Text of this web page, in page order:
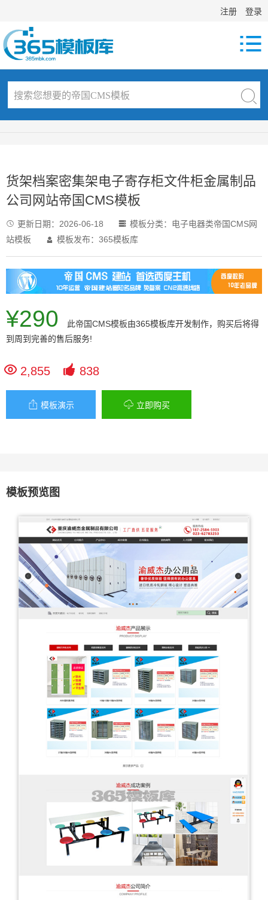
注册 登录

货架档案密集架电子寄存柜文件柜金属制品
公司网站帝国CMS模板
 更新日期： 2026-06-18  模板分类： 电子电器类帝国CMS网
站模板
 模板发布：365模板库
¥290 此帝国CMS模板由365模板库开发制作，购买后将得
到周到完善的售后服务!
 2,855  838
 模板演示  立即购买
模板预览图